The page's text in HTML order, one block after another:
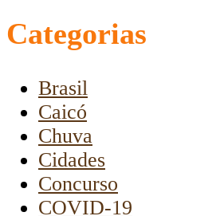
Categorias
Brasil
Caicó
Chuva
Cidades
Concurso
COVID-19